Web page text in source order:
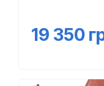
19 350